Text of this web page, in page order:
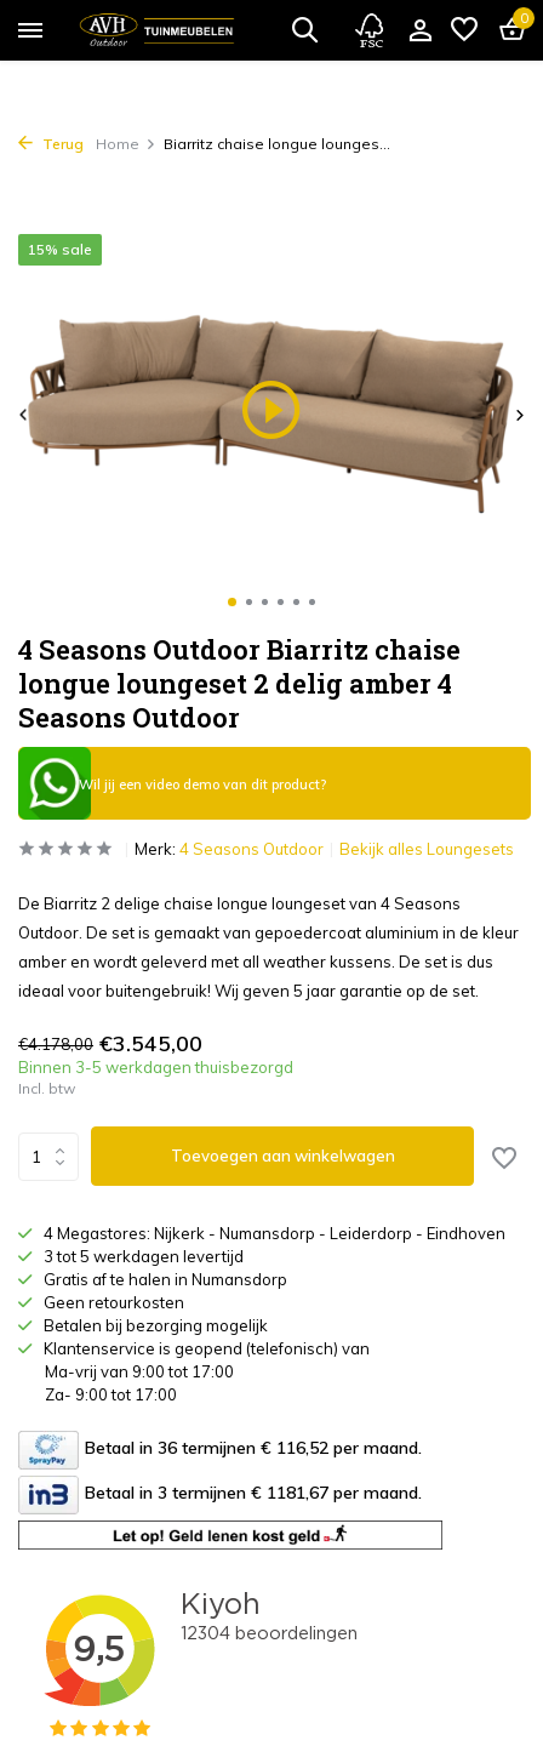
0
Terug Home Biarritz chaise longue lounges...
4 Seasons Outdoor Biarritz chaise
longue loungeset 2 delig amber 4
Seasons Outdoor
15% sale
Wil jij een video demo van dit product?
Merk: 4 Seasons Outdoor Bekijk alles Loungesets
De Biarritz 2 delige chaise longue loungeset van 4 Seasons
Outdoor. De set is gemaakt van gepoedercoat aluminium in de kleur
amber en wordt geleverd met all weather kussens. De set is dus
ideaal voor buitengebruik! Wij geven 5 jaar garantie op de set.
€4.178,00 €3.545,00
Binnen 3-5 werkdagen thuisbezorgd
Incl. btw
Toevoegen aan winkelwagen
4 Megastores: Nijkerk - Numansdorp - Leiderdorp - Eindhoven
3 tot 5 werkdagen levertijd
Gratis af te halen in Numansdorp
Geen retourkosten
Betalen bij bezorging mogelijk
Klantenservice is geopend (telefonisch) van
Ma-vrij van 9:00 tot 17:00
Za- 9:00 tot 17:00
Betaal in 36 termijnen € 116,52 per maand.
Betaal in 3 termijnen € 1181,67 per maand.